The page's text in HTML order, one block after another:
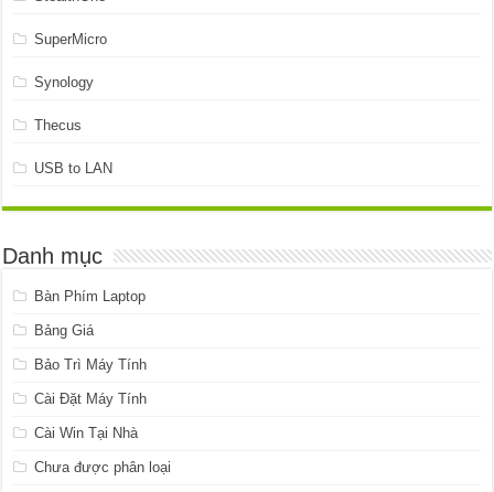
SuperMicro
Synology
Thecus
USB to LAN
Danh mục
Bàn Phím Laptop
Bảng Giá
Bảo Trì Máy Tính
Cài Đặt Máy Tính
Cài Win Tại Nhà
Chưa được phân loại